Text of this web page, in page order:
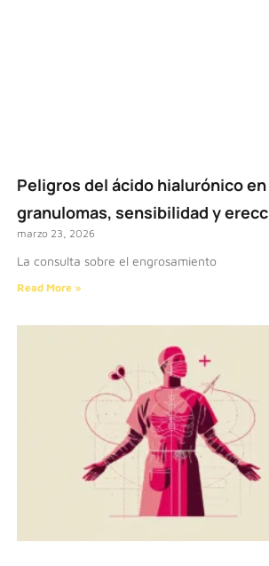
Peligros del ácido hialurónico
granulomas, sensibilidad y
marzo 23, 2026
La consulta sobre el engrosamiento
Read More »